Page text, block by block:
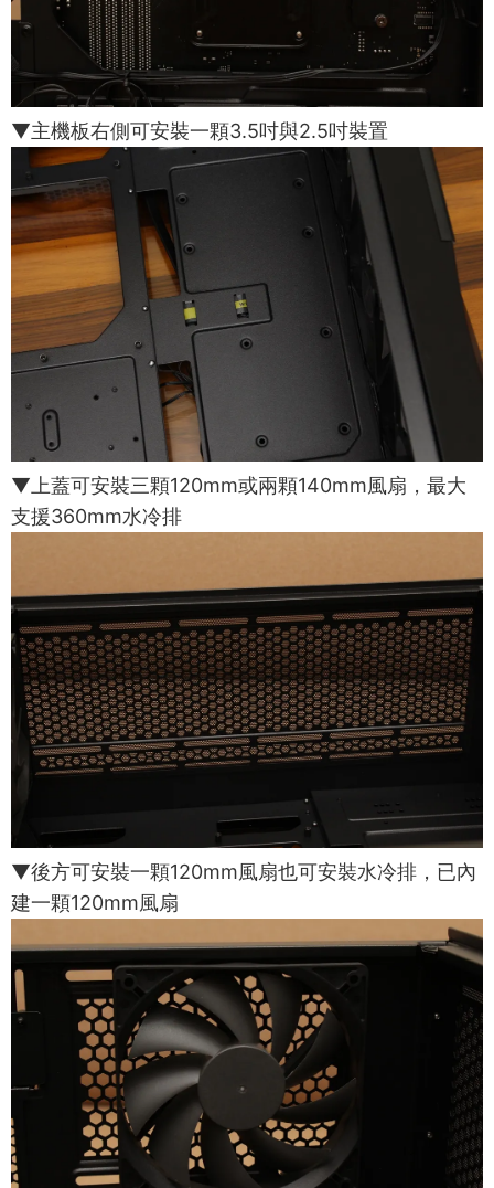
▼主機板右側可安裝一顆3.5吋與2.5吋裝置
▼上蓋可安裝三顆120mm或兩顆140mm風扇，最大
支援360mm水冷排
▼後方可安裝一顆120mm風扇也可安裝水冷排，已內
建一顆120mm風扇